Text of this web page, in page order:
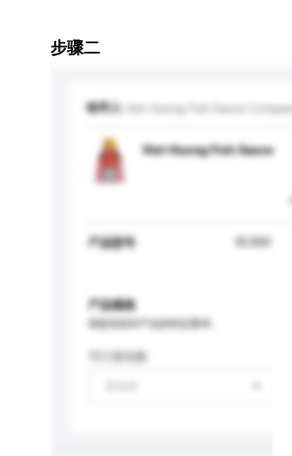
步骤二
收件人 Viet Huong Fish Sauce Company
Viet Huong Fish Sauce
产品型号 3C300
产品规格